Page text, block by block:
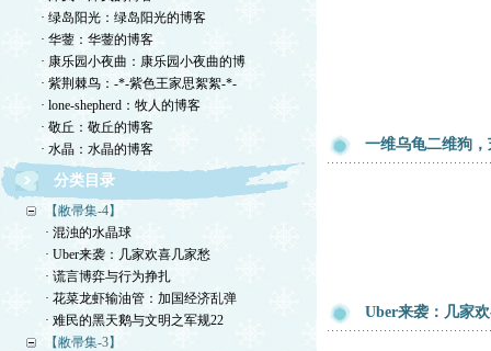
· 绿岛阳光：绿岛阳光的博客
· 华蓥：华蓥的博客
· 康乐园小夜曲：康乐园小夜曲的博
· 紫荆棘鸟：-*-紫色王家思絮絮-*-
· lone-shepherd：牧人的博客
· 敬丘：敬丘的博客
· 水晶：水晶的博客
分类目录
【敝帚集-4】
· 混浊的水晶球
· Uber来袭：几家欢喜几家愁
· 谎言博弈与行为挣扎
· 花菜龙虾输油管：加国经济乱弹
· 难民的黑天鹅与文明之军规22
【敝帚集-3】
一维乌龟二维狗
Uber来袭：几家